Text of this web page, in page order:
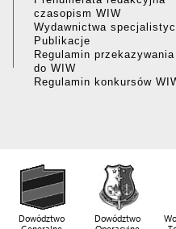
czasopism WIW
Wydawnictwa
Publikacje
Regulamin przekazywania
do WIW
Regulamin konkursów
Dowództwo
Dowództwo